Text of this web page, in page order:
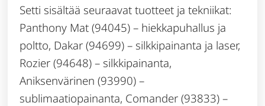
Setti sisältää seuraavat tuotteet ja tekniikat:
Panthony Mat (94045) – hiekkapuhallus ja
poltto, Dakar (94699) – silkkipainanta ja laser,
Rozier (94648) – silkkipainanta,
Aniksenvärinen (93990) –
sublimaatiopainanta, Comander (93833) –